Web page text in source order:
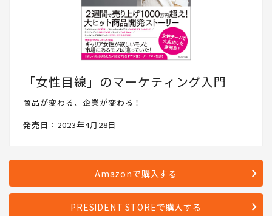
「女性目線」のマーケティング入門
商品が変わる、企業が変わる！
発売日：2023年4月28日
Amazonで購入する
PRESIDENT STOREで購入する